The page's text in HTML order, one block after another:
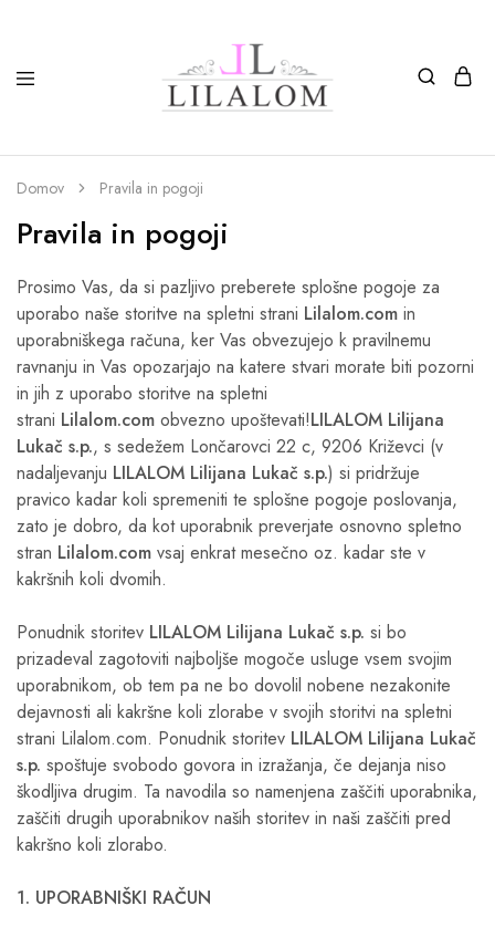
in
nakit
LILALOM
smole
naravnih
oglice,
zapestnice,
prstani
in
uhani.
Domov Pravila in pogoji
Pravila in pogoji
Prosimo Vas, da si pazljivo preberete splošne pogoje za
uporabo naše storitve na spletni strani Lilalom.com in
uporabniškega računa, ker Vas obvezujejo k pravilnemu
ravnanju in Vas opozarjajo na katere stvari morate biti pozorni
in jih z uporabo storitve na spletni
strani Lilalom.com obvezno upoštevati!LILALOM Lilijana
Lukač s.p., s sedežem Lončarovci 22 c, 9206 Križevci (v
nadaljevanju LILALOM Lilijana Lukač s.p.) si pridržuje
pravico kadar koli spremeniti te splošne pogoje poslovanja,
zato je dobro, da kot uporabnik preverjate osnovno spletno
stran Lilalom.com vsaj enkrat mesečno oz. kadar ste v
kakršnih koli dvomih.
Ponudnik storitev LILALOM Lilijana Lukač s.p. si bo
prizadeval zagotoviti najboljše mogoče usluge vsem svojim
uporabnikom, ob tem pa ne bo dovolil nobene nezakonite
dejavnosti ali kakršne koli zlorabe v svojih storitvi na spletni
strani Lilalom.com. Ponudnik storitev LILALOM Lilijana Lukač
s.p. spoštuje svobodo govora in izražanja, če dejanja niso
škodljiva drugim. Ta navodila so namenjena zaščiti uporabnika,
zaščiti drugih uporabnikov naših storitev in naši zaščiti pred
kakršno koli zlorabo.
1. UPORABNIŠKI RAČUN